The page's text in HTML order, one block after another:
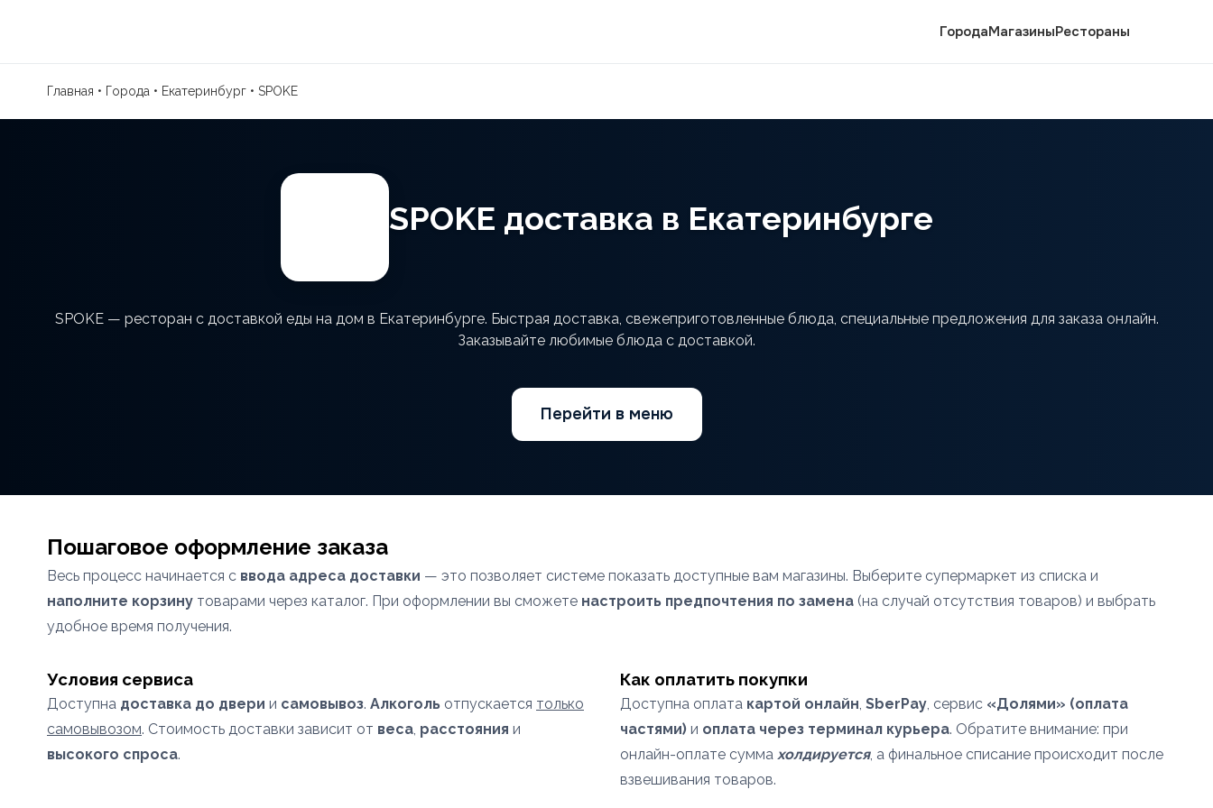
ГородаМагазиныРестораны
Главная • Города • Екатеринбург • SPOKE
SPOKE доставка в Екатеринбурге
SPOKE — ресторан с доставкой еды на дом в Екатеринбурге. Быстрая доставка, свежеприготовленные блюда, специальные предложения для заказа онлайн.
Заказывайте любимые блюда с доставкой.
Перейти в меню
Пошаговое оформление заказа
Весь процесс начинается с ввода адреса доставки — это позволяет системе показать доступные вам магазины. Выберите супермаркет из списка и
наполните корзину товарами через каталог. При оформлении вы сможете настроить предпочтения по замена (на случай отсутствия товаров) и выбрать
удобное время получения.
Условия сервиса
Доступна доставка до двери и самовывоз. Алкоголь отпускается только
самовывозом. Стоимость доставки зависит от веса, расстояния и
высокого спроса.
Как оплатить покупки
Доступна оплата картой онлайн, SberPay, сервис «Долями» (оплата
частями) и оплата через терминал курьера. Обратите внимание: при
онлайн-оплате сумма холдируется, а финальное списание происходит после
взвешивания товаров.